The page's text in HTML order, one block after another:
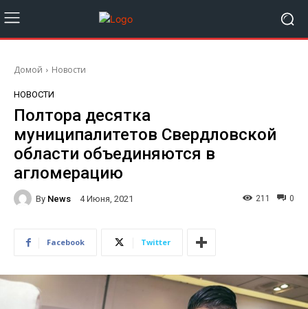
Домой Новости
НОВОСТИ
Полтора десятка
муниципалитетов Свердловской
области объединяются в
агломерацию
By News 4 Июня, 2021 0
211
Facebook Twitter